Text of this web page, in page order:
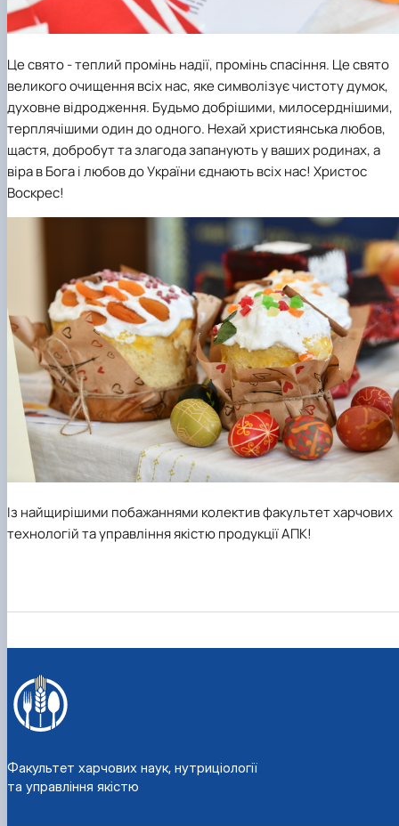
Це свято - теплий промінь надії, промінь спасіння. Це свято
великого очищення всіх нас, яке символізує чистоту думок,
духовне відродження. Будьмо добрішими, милосерднішими,
терплячішими один до одного. Нехай християнська любов,
щастя, добробут та злагода запанують у ваших родинах, а
віра в Бога і любов до України єднають всіх нас! Христос
Воскрес!
Із найщирішими побажаннями колектив факультет харчових
технологій та управління якістю продукції АПК!
Факультет харчових наук, нутриціології
та управління якістю